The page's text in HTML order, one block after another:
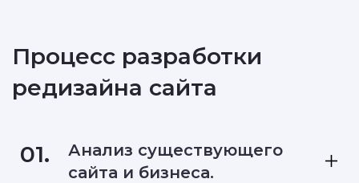
Процесс разработки
редизайна сайта
01.
Анализ существующего
сайта и бизнеса.